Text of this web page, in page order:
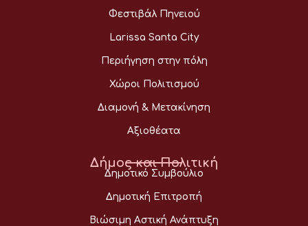
Φεστιβάλ Πηνειού
Larissa Santa City
Περιήγηση στην πόλη
Χώροι Πολιτισμού
Διαμονή & Μετακίνηση
Αξιοθέατα
Δήμος και Πολιτική
Δημοτικό Συμβούλιο
Δημοτική Επιτροπή
Βιώσιμη Αστική Ανάπτυξη